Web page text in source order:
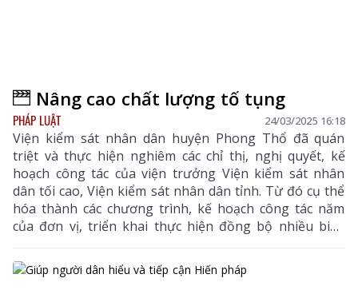
Nâng cao chất lượng tố tụng
PHÁP LUẬT 24/03/2025 16:18
Viện kiểm sát nhân dân huyện Phong Thổ đã quán
triệt và thực hiện nghiêm các chỉ thị, nghị quyết, kế
hoạch công tác của viện trưởng Viện kiểm sát nhân
dân tối cao, Viện kiểm sát nhân dân tỉnh. Từ đó cụ thể
hóa thành các chương trình, kế hoạch công tác năm
của đơn vị, triển khai thực hiện đồng bộ nhiều biện
pháp nghiệp vụ...